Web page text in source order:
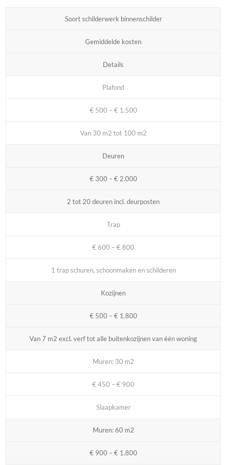
Soort schilderwerk binnenschilder
Gemiddelde kosten
Details
Plafond
€ 500 – € 1.500
Van 30 m2 tot 100 m2
Deuren
€ 300 – € 2.000
2 tot 20 deuren incl. deurposten
Trap
€ 600 – € 800
1 trap schuren, schoonmaken en schilderen
Kozijnen
€ 500 – € 1.800
Van 7 m2 excl. verf tot alle buitenkozijnen van één woning
Muren: 30 m2
€ 450 – € 900
Slaapkamer
Muren: 60 m2
€ 900 – € 1.800